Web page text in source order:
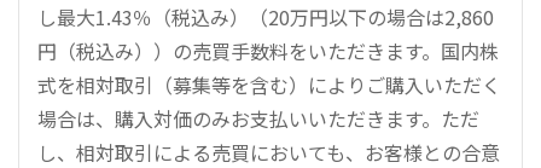
し最大1.43％（税込み）（20万円以下の場合は2,860
円（税込み））の売買手数料をいただきます。国内株
式を相対取引（募集等を含む）によりご購入いただく
場合は、購入対価のみお支払いいただきます。ただ
し、相対取引による売買においても、お客様との合意